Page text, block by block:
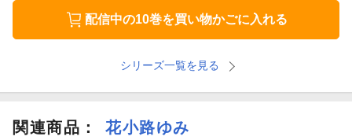
配信中の10巻を買い物かごに入れる
シリーズ一覧を見る
関連商品 ： 花小路ゆみ